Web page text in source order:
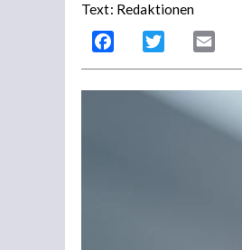
Text: Redaktionen
Facebook Twitter